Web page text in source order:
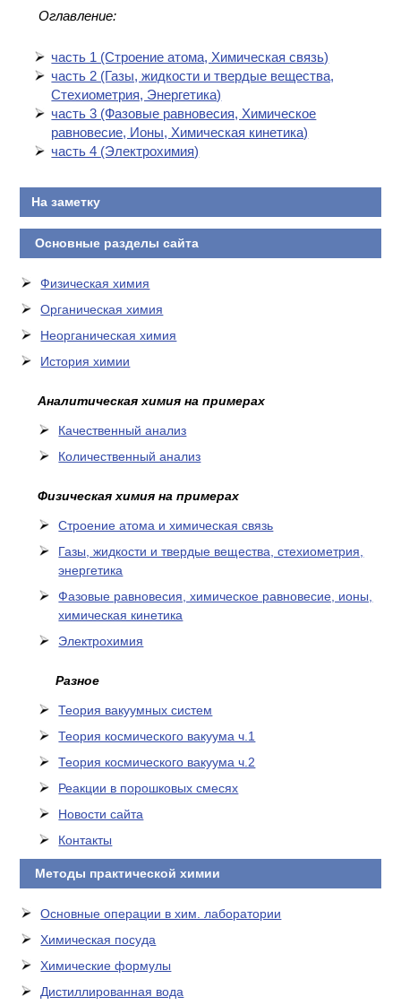
Оглавление:
часть 1 (Cтроение атома, Химическая связь)
часть 2 (Газы, жидкости и твердые вещества,
Стехиометрия, Энергетика)
часть 3 (Фазовые равновесия, Химическое
равновесие, Ионы, Химическая кинетика)
часть 4 (Электрохимия)
На заметку
Основные разделы сайта
Физическая химия
Органическая химия
Неорганическая химия
История химии
Аналитическая химия на примерах
Качественный анализ
Количественный анализ
Физическая химия на примерах
Cтроение атома и химическая связь
Газы, жидкости и твердые вещества, стехиометрия,
энергетика
Фазовые равновесия, химическое равновесие, ионы,
химическая кинетика
Электрохимия
Разное
Теория вакуумных систем
Теория космического вакуума ч.1
Теория космического вакуума ч.2
Реакции в порошковых смесях
Новости сайта
Контакты
Методы практической химии
Основные операции в хим. лаборатории
Химическая посуда
Химические формулы
Дистиллированная вода